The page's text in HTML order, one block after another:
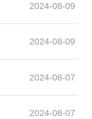
2024-08-09
2024-08-09
2024-08-07
2024-08-07